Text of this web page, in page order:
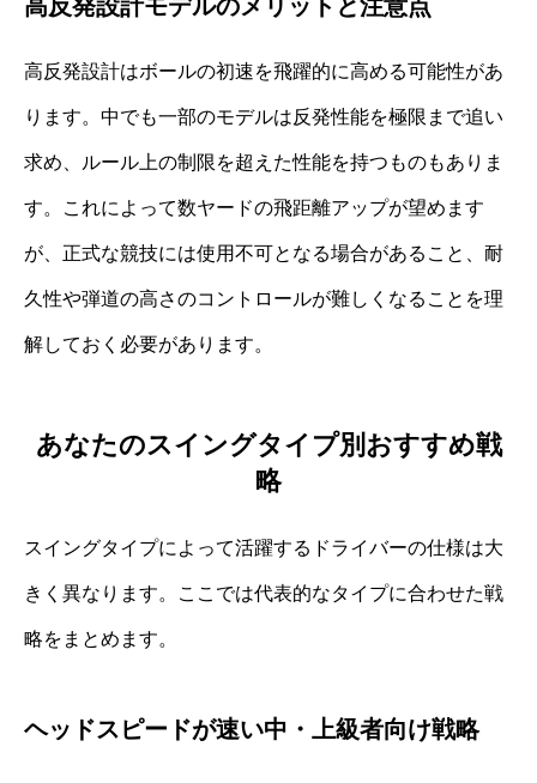
高反発設計モデルのメリットと注意点
高反発設計はボールの初速を飛躍的に高める可能性があ
ります。中でも一部のモデルは反発性能を極限まで追い
求め、ルール上の制限を超えた性能を持つものもありま
す。これによって数ヤードの飛距離アップが望めます
が、正式な競技には使用不可となる場合があること、耐
久性や弾道の高さのコントロールが難しくなることを理
解しておく必要があります。
あなたのスイングタイプ別おすすめ戦
略
スイングタイプによって活躍するドライバーの仕様は大
きく異なります。ここでは代表的なタイプに合わせた戦
略をまとめます。
ヘッドスピードが速い中・上級者向け戦略